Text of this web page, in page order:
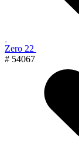
Zero 22
# 54067